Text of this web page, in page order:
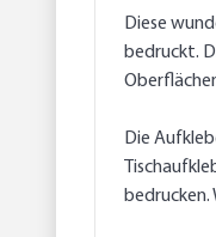
Diese
bedruckt.
Die
bedrucken.